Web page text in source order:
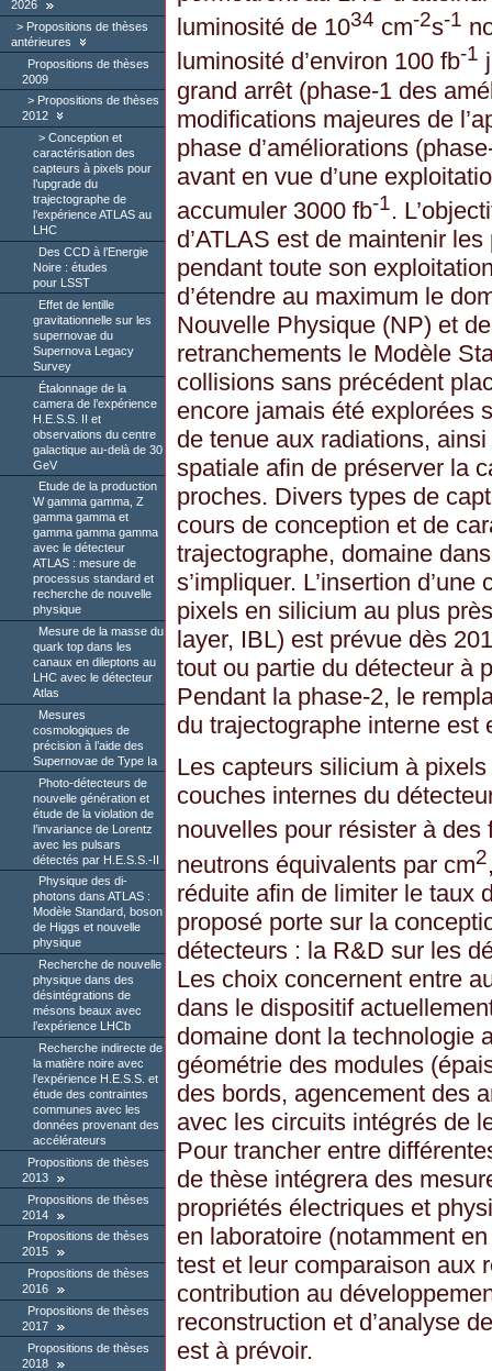
2026
Propositions de thèses
antérieures
Propositions de thèses
2009
Propositions de thèses
2012
Conception et
caractérisation des
capteurs à pixels pour
l’upgrade du
trajectographe de
l’expérience ATLAS au
LHC
Des CCD à l’Energie
Noire : études
pour LSST
Effet de lentille
gravitationnelle sur les
supernovae du
Supernova Legacy
Survey
Étalonnage de la
camera de l’expérience
H.E.S.S. II et
observations du centre
galactique au-delà de 30
GeV
Etude de la production
W gamma gamma, Z
gamma gamma et
gamma gamma gamma
avec le détecteur
ATLAS : mesure de
processus standard et
recherche de nouvelle
physique
Mesure de la masse du
quark top dans les
canaux en dileptons au
LHC avec le détecteur
Atlas
Mesures
cosmologiques de
précision à l’aide des
Supernovae de Type Ia
Photo-détecteurs de
nouvelle génération et
étude de la violation de
l’invariance de Lorentz
avec les pulsars
détectés par H.E.S.S.-II
Physique des di-
photons dans ATLAS :
Modèle Standard, boson
de Higgs et nouvelle
physique
Recherche de nouvelle
physique dans des
désintégrations de
mésons beaux avec
l’expérience LHCb
Recherche indirecte de
la matière noire avec
l’expérience H.E.S.S. et
étude des contraintes
communes avec les
données provenant des
accélérateurs
Propositions de thèses
2013
Propositions de thèses
2014
Propositions de thèses
2015
Propositions de thèses
2016
Propositions de thèses
2017
Propositions de thèses
2018
luminosité de 1034 cm-2s-1
luminosité d’environ 100 fb-1
grand arrêt (phase-1 des
modifications majeures de
phase d’améliorations
avant en vue d’une
accumuler 3000 fb-1.
d’ATLAS est de maintenir
pendant toute son
d’étendre au maximum le
Nouvelle Physique (NP) et
retranchements le Modèle
collisions sans précédent
encore jamais été explorées
de tenue aux radiations,
spatiale afin de préserver la
proches. Divers types de
cours de conception et de
trajectographe, domaine
s’impliquer. L’insertion
pixels en silicium au plus
layer, IBL) est prévue dès
tout ou partie du détecteur à
Pendant la phase-2, le
du trajectographe interne est
Les capteurs silicium à
couches internes du
nouvelles pour résister à
neutrons équivalents par cm2
réduite afin de limiter le taux
proposé porte sur la
détecteurs : la R&D sur les
Les choix concernent entre
dans le dispositif
domaine dont la technologie
géométrie des modules
des bords, agencement des
avec les circuits intégrés de
Pour trancher entre
de thèse intégrera des
propriétés électriques et
en laboratoire (notamment
test et leur comparaison aux
contribution au
reconstruction et d’analyse
est à prévoir.